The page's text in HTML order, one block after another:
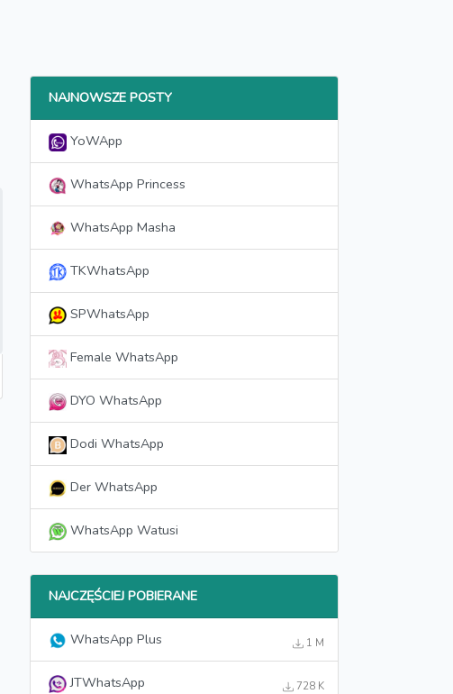
NAJNOWSZE POSTY
YoWApp
WhatsApp Princess
WhatsApp Masha
TKWhatsApp
SPWhatsApp
Female WhatsApp
DYO WhatsApp
Dodi WhatsApp
Der WhatsApp
WhatsApp Watusi
NAJCZĘŚCIEJ POBIERANE
WhatsApp Plus 1 M
JTWhatsApp 728 K